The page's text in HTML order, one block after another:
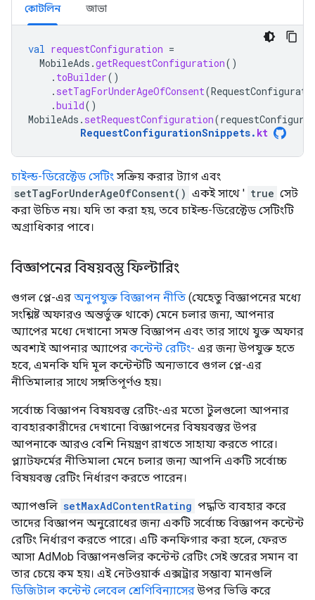
কোটলিন জাভা
val requestConfiguration =
MobileAds .getRequestConfiguration()
. toBuilder()
. setTagForUnderAgeOfConsent(
.build()
MobileAds . setRequestConfiguration(
RequestConfigurationSnippets. kt
চাইল্ড-ডিরেক্টেড সেটিং সক্রিয় করার ট্যাগ এবং
setTagForUnderAgeOfConsent() একই সাথে ' true সেট
করা উচিত নয়। যদি তা করা হয়, তবে চাইল্ড-ডিরেক্টেড সেটিংটি
অগ্রাধিকার পাবে।
বিজ্ঞাপনের বিষয়বস্তু ফিল্টারিং
গুগল প্লে-এর অনুপযুক্ত বিজ্ঞাপন নীতি (যেহেতু বিজ্ঞাপনের মধ্যে
সংশ্লিষ্ট অফারও অন্তর্ভুক্ত থাকে) মেনে চলার জন্য, আপনার
অ্যাপের মধ্যে দেখানো সমস্ত বিজ্ঞাপন এবং তার সাথে যুক্ত অফার
অবশ্যই আপনার অ্যাপের কন্টেন্ট রেটিং- এর জন্য উপযুক্ত হতে
হবে, এমনকি যদি মূল কন্টেন্টটি অন্যভাবে গুগল প্লে-এর
নীতিমালার সাথে সঙ্গতিপূর্ণও হয়।
সর্বোচ্চ বিজ্ঞাপন বিষয়বস্তু রেটিং-এর মতো টুলগুলো আপনার
ব্যবহারকারীদের দেখানো বিজ্ঞাপনের বিষয়বস্তুর উপর
আপনাকে আরও বেশি নিয়ন্ত্রণ রাখতে সাহায্য করতে পারে।
প্ল্যাটফর্মের নীতিমালা মেনে চলার জন্য আপনি একটি সর্বোচ্চ
বিষয়বস্তু রেটিং নির্ধারণ করতে পারেন।
অ্যাপগুলি setMaxAdContentRating পদ্ধতি ব্যবহার করে
তাদের বিজ্ঞাপন অনুরোধের জন্য একটি সর্বোচ্চ বিজ্ঞাপন কন্টেন্ট
রেটিং নির্ধারণ করতে পারে। এটি কনফিগার করা হলে, ফেরত
আসা AdMob বিজ্ঞাপনগুলির কন্টেন্ট রেটিং সেই স্তরের সমান বা
তার চেয়ে কম হয়। এই নেটওয়ার্ক এক্সট্রার সম্ভাব্য মানগুলি
ডিজিটাল কন্টেন্ট লেবেল শ্রেণিবিন্যাসেরউপর ভিত্তি করে